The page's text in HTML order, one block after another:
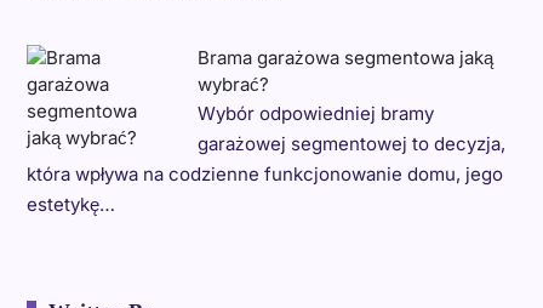
Brama garażowa segmentowa jaką
wybrać?
Wybór odpowiedniej bramy
garażowej segmentowej to decyzja,
która wpływa na codzienne funkcjonowanie domu, jego
estetykę…